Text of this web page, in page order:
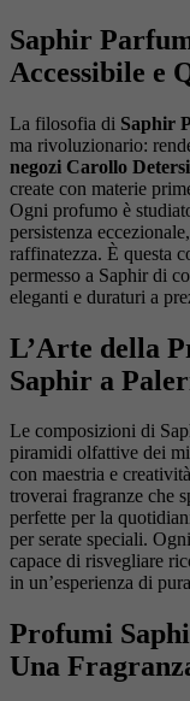
Saphir
Accessibile e
La filosofia di Saphir
ma rivoluzionario:
negozi Carollo
create con materie
Ogni profumo è
persistenza
raffinatezza. È questa
permesso a Saphir di
eleganti e duraturi a
L’Arte della
Saphir a
Le composizioni di
piramidi olfattive dei
con maestria e
troverai fragranze che
perfette per la
per serate speciali.
capace di risvegliare
in un’esperienza di
Profumi
Una